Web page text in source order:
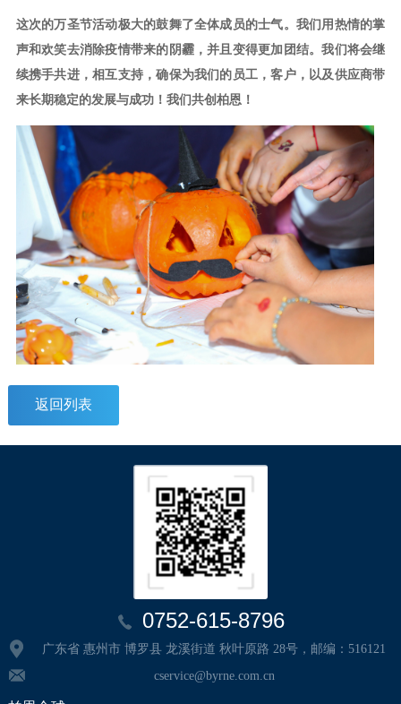
这次的万圣节活动极大的鼓舞了全体成员的士气。我们用热情的掌
声和欢笑去消除疫情带来的阴霾，并且变得更加团结。我们将会继
续携手共进，相互支持，确保为我们的员工，客户，以及供应商带
来长期稳定的发展与成功！我们共创柏恩！
返回列表
0752-615-8796
广东省 惠州市 博罗县 龙溪街道 秋叶原路 28号，邮编：516121
cservice@byrne.com.cn